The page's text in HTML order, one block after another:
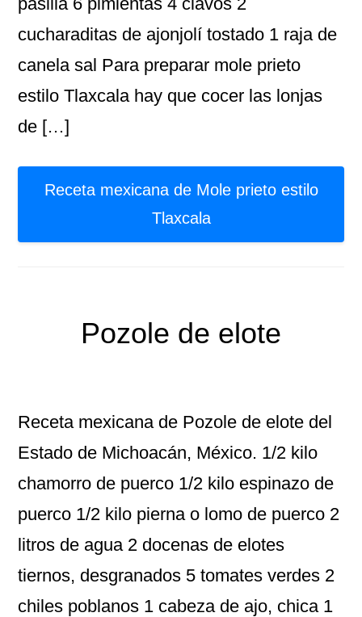
cucharaditas de ajonjolí tostado 1 raja de
canela sal Para preparar mole prieto
estilo Tlaxcala hay que cocer las lonjas
de […]
Receta mexicana de Mole prieto estilo
Tlaxcala
Pozole de elote
Receta mexicana de Pozole de elote del
Estado de Michoacán, México. 1/2 kilo
chamorro de puerco 1/2 kilo espinazo de
puerco 1/2 kilo pierna o lomo de puerco 2
litros de agua 2 docenas de elotes
tiernos, desgranados 5 tomates verdes 2
chiles poblanos 1 cabeza de ajo, chica 1